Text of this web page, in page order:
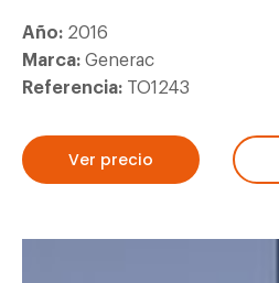
Año: 2016
Marca: Generac
Referencia: TO1243
Ver precio